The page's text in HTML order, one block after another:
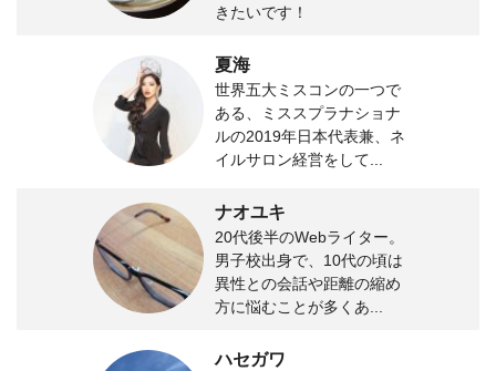
きたいです！
夏海
世界五大ミスコンの一つで
ある、ミススプラナショナ
ルの2019年日本代表兼、ネ
イルサロン経営をして...
ナオユキ
20代後半のWebライター。
男子校出身で、10代の頃は
異性との会話や距離の縮め
方に悩むことが多くあ...
ハセガワ